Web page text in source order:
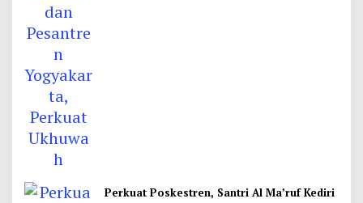
Perkuat Poskestren, Santri Al Ma’ruf Kediri